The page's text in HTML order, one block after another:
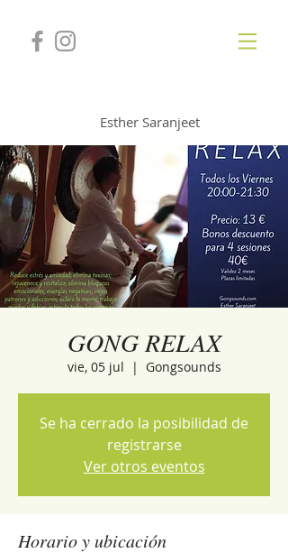
Esther Saranjeet
GONG RELAX
vie, 05 jul
  |
Gongsounds
Se ha cerrado la posibilidad de
registrarse
Ver otros eventos
Horario y ubicación